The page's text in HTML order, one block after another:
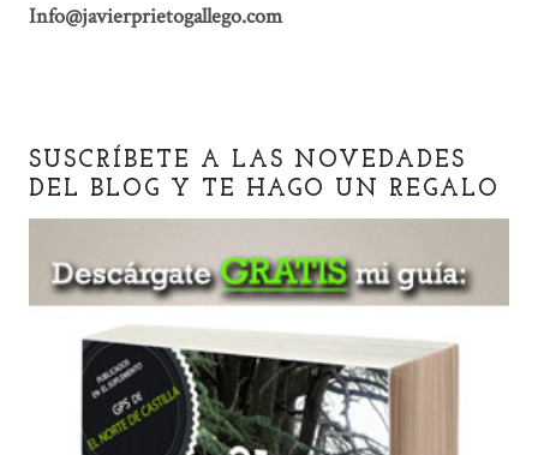
Info@javierprietogallego.com
SUSCRÍBETE A LAS NOVEDADES
DEL BLOG Y TE HAGO UN REGALO